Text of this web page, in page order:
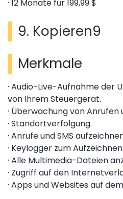
· 12 Monate für 199,99 $
9. Kopieren9
Merkmale
· Audio-Live-Aufnahme der
von Ihrem Steuergerät.
· Überwachung von
· Standortverfolgung.
· Anrufe und SMS
· Keylogger zum
· Alle Multimedia-Dateien
· Zugriff auf den
· Apps und Websites auf